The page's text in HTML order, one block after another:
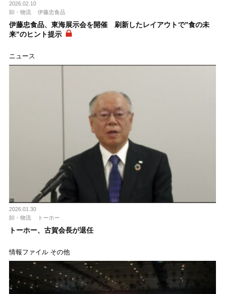
2026.02.10
卸・物流
伊藤忠食品
伊藤忠食品、東海展示会を開催 刷新したレイアウトで”食の未
来”のヒント提示
ニュース
2026.01.30
卸・物流
トーホー
トーホー、古賀会長が退任
情報ファイル その他